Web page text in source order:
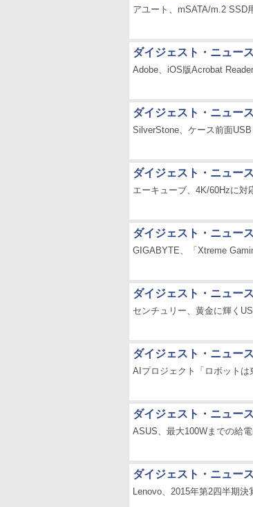
アユート、mSATA/m.2
ダイジェスト・ニュース
Adobe、iOS版Acrobat
ダイジェスト・ニュース
SilverStone、ケース前面
ダイジェスト・ニュース
エーキューブ、4K/60Hzに
ダイジェスト・ニュース
GIGABYTE、「Xtreme
ダイジェスト・ニュース
センチュリー、黄金に輝く
ダイジェスト・ニュース
AIプロジェクト「ロボット
ダイジェスト・ニュース
ASUS、最大100Wまでの給
ダイジェスト・ニュース
Lenovo、2015年第2四半期